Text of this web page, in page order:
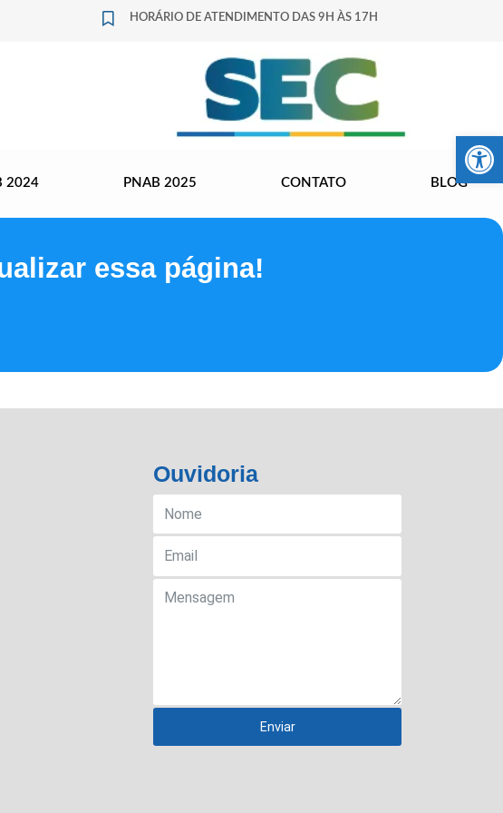
HORÁRIO DE ATENDIMENTO DAS 9H ÀS 17H
2024 PNAB 2025 CONTATO BLOG
essa página!
Ouvidoria
Enviar
Barra de